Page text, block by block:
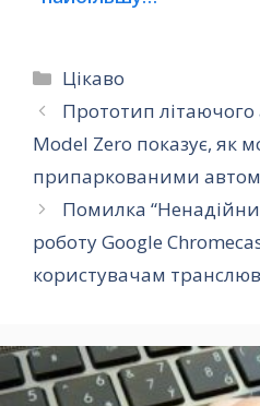
Категорії
Цікаво
Прототип літаючого
Model Zero показує, як
припаркованими
Помилка
роботу Google
користувачам